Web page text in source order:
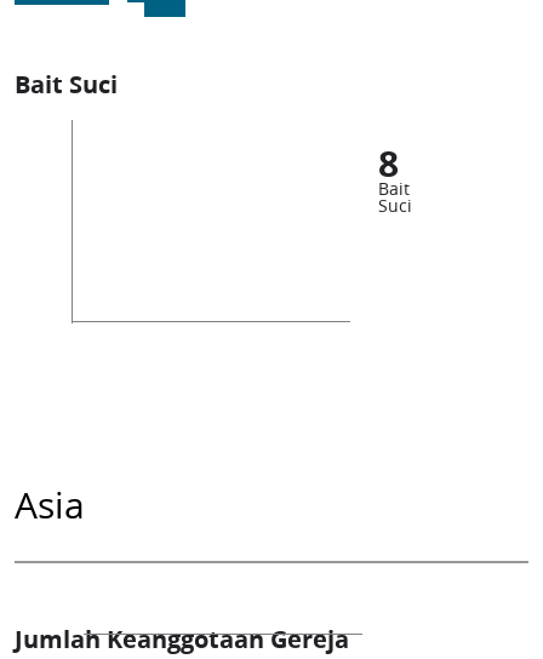
Bait Suci
8
Bait
Suci
Asia
Jumlah Keanggotaan Gereja